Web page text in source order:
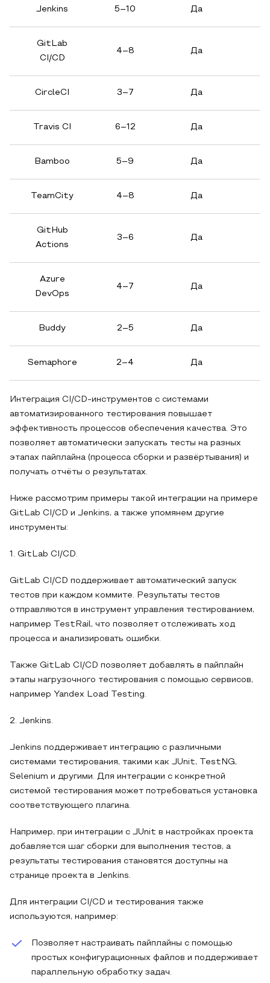
Jenkins 5–10 Да
GitLab
CI/CD
4–8 Да
CircleCI 3–7 Да
Travis CI 6–12 Да
Bamboo 5–9 Да
TeamCity 4–8 Да
GitHub
Actions
3–6 Да
Azure
DevOps
4–7 Да
Buddy 2–5 Да
Semaphore 2–4 Да
Интеграция CI/CD-инструментов с системами
автоматизированного тестирования повышает
эффективность процессов обеспечения качества. Это
позволяет автоматически запускать тесты на разных
этапах пайплайна (процесса сборки и развёртывания) и
получать отчёты о результатах.
Ниже рассмотрим примеры такой интеграции на примере
GitLab CI/CD и Jenkins, а также упомянем другие
инструменты:
1. GitLab CI/CD.
GitLab CI/CD поддерживает автоматический запуск
тестов при каждом коммите. Результаты тестов
отправляются в инструмент управления тестированием,
например TestRail, что позволяет отслеживать ход
процесса и анализировать ошибки.
Также GitLab CI/CD позволяет добавлять в пайплайн
этапы нагрузочного тестирования с помощью сервисов,
например Yandex Load Testing.
2. Jenkins.
Jenkins поддерживает интеграцию с различными
системами тестирования, такими как JUnit, TestNG,
Selenium и другими. Для интеграции с конкретной
системой тестирования может потребоваться установка
соответствующего плагина.
Например, при интеграции с JUnit в настройках проекта
добавляется шаг сборки для выполнения тестов, а
результаты тестирования становятся доступны на
странице проекта в Jenkins.
Для интеграции CI/CD и тестирования также
используются, например:
Позволяет настраивать пайплайны с помощью
простых конфигурационных файлов и поддерживает
параллельную обработку задач.